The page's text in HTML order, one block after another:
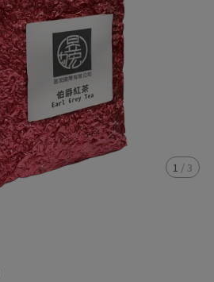
1 / 3